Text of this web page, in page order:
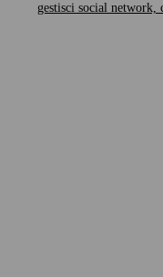
gestisci social network,